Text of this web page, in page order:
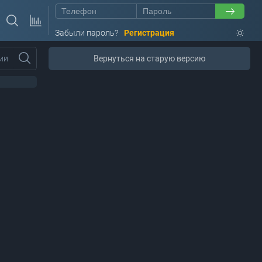
Забыли пароль? Регистрация
Вернуться на старую версию